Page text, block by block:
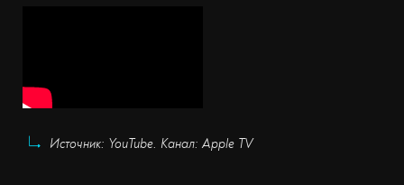
Источник: YouTube. Канал: Apple TV